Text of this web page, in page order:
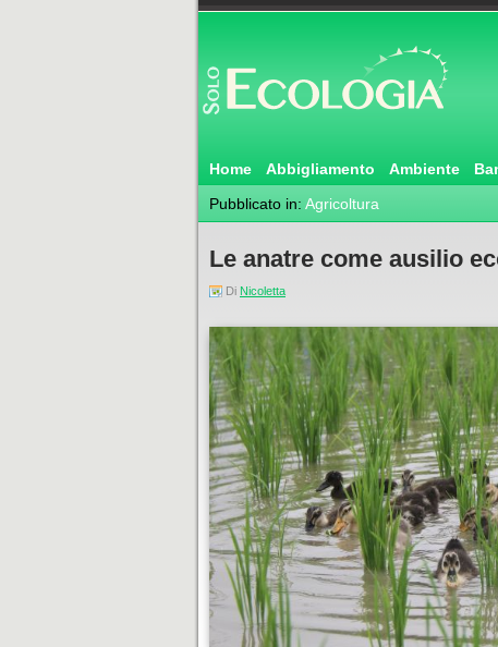
Home Abbigliamento Ambiente
Pubblicato in: Agricoltura
Le anatre come ausilio
Di Nicoletta